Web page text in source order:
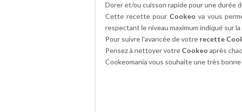
Dorer et/ou cuisson rapide pour une durée
Cette recette pour Cookeo va vous
respectant le niveau maximum indiqué sur
Pour suivre l'avancée de votre recette
Pensez à nettoyer votre Cookeo après
Cookeomania vous souhaite une très